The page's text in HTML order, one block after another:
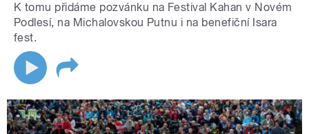
K tomu přidáme pozvánku na Festival Kahan v Novém
Podlesí, na Michalovskou Putnu i na benefiční Isara
fest.